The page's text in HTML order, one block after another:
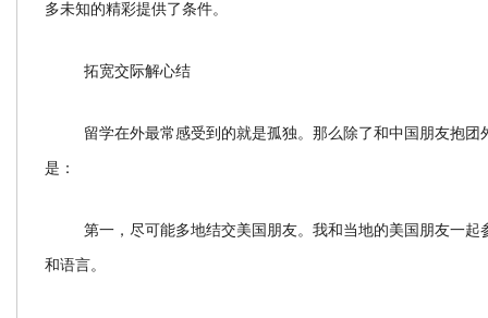
多未知的精彩提供了条件。
拓宽交际解心结
留学在外最常感受到的就是孤独。那么除了和中国朋友抱
是：
第一，尽可能多地结交美国朋友。我和当地的美国朋友一
和语言。